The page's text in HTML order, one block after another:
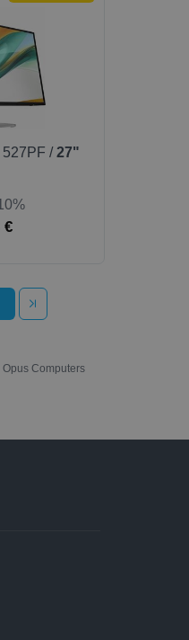
527PF /27"
€
Computers